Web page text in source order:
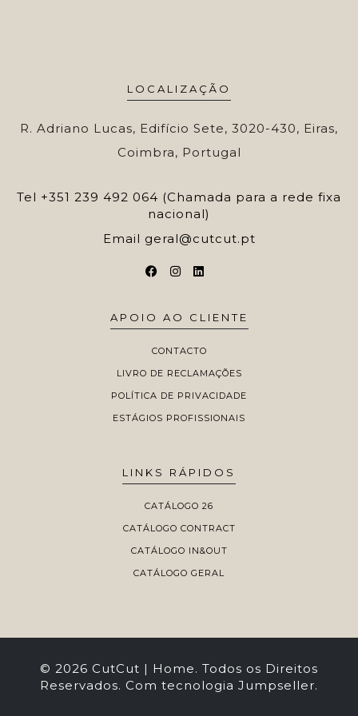
LOCALIZAÇÃO
R. Adriano Lucas, Edifício Sete, 3020-430, Eiras,
Coimbra, Portugal
Tel +351 239 492 064 (Chamada para a rede fixa
nacional)
Email geral@cutcut.pt
APOIO AO CLIENTE
CONTACTO
LIVRO DE RECLAMAÇÕES
POLÍTICA DE PRIVACIDADE
ESTÁGIOS PROFISSIONAIS
LINKS RÁPIDOS
CATÁLOGO 26
CATÁLOGO CONTRACT
CATÁLOGO IN&OUT
CATÁLOGO GERAL
© 2026 CutCut | Home. Todos os Direitos
Reservados. Com tecnologia Jumpseller.